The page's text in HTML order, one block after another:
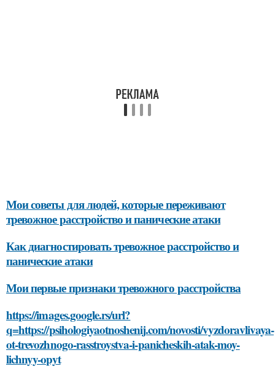
Мои советы для людей, которые переживают
тревожное расстройство и панические атаки
Как диагностировать тревожное расстройство и
панические атаки
Мои первые признаки тревожного расстройства
https://images.google.rs/url?
q=https://psihologiyaotnoshenij.com/novosti/vyzdoravlivaya-
ot-trevozhnogo-rasstroystva-i-panicheskih-atak-moy-
lichnyy-opyt